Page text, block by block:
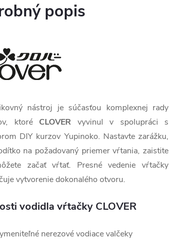
popis
nástroj je súčasťou komplexnej rady
ktoré CLOVER vyvinul v spolupráci s
DIY kurzov Yupinoko. Nastavte zarážku,
na požadovaný priemer vŕtania, zaistite
začať vŕtať. Presné vedenie vŕtačky
vytvorenie dokonalého otvoru.
vodidla vŕtačky CLOVER
nerezové vodiace valčeky